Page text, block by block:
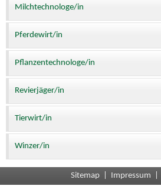
Milchtechnologe/in
Pferdewirt/in
Pflanzentechnologe/in
Revierjäger/in
Tierwirt/in
Winzer/in
Sitemap Impressum